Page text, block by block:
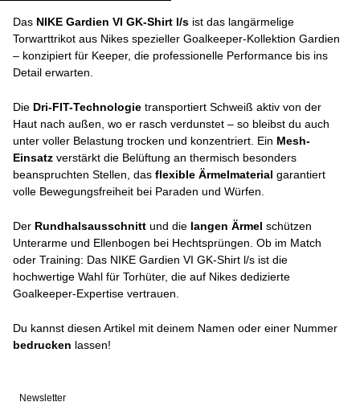
Das NIKE Gardien VI GK-Shirt l/s ist das langärmelige
Torwarttrikot aus Nikes spezieller Goalkeeper-Kollektion Gardien
– konzipiert für Keeper, die professionelle Performance bis ins
Detail erwarten.
Die Dri-FIT-Technologie transportiert Schweiß aktiv von der
Haut nach außen, wo er rasch verdunstet – so bleibst du auch
unter voller Belastung trocken und konzentriert. Ein Mesh-
Einsatz verstärkt die Belüftung an thermisch besonders
beanspruchten Stellen, das flexible Ärmelmaterial garantiert
volle Bewegungsfreiheit bei Paraden und Würfen.
Der Rundhalsausschnitt und die langen Ärmel schützen
Unterarme und Ellenbogen bei Hechtsprüngen. Ob im Match
oder Training: Das NIKE Gardien VI GK-Shirt l/s ist die
hochwertige Wahl für Torhüter, die auf Nikes dedizierte
Goalkeeper-Expertise vertrauen.
Du kannst diesen Artikel mit deinem Namen oder einer Nummer
bedrucken lassen!
Newsletter